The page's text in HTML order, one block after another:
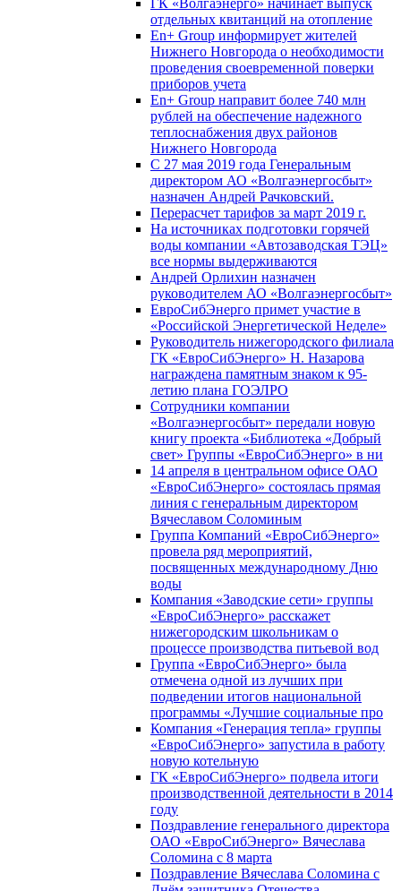
ГК «Волгаэнерго» начинает выпуск
отдельных квитанций на отопление
En+ Group информирует жителей
Нижнего Новгорода о необходимости
проведения своевременной поверки
приборов учета
En+ Group направит более 740 млн
рублей на обеспечение надежного
теплоснабжения двух районов
Нижнего Новгорода
С 27 мая 2019 года Генеральным
директором АО «Волгаэнергосбыт»
назначен Андрей Рачковский.
Перерасчет тарифов за март 2019 г.
На источниках подготовки горячей
воды компании «Автозаводская ТЭЦ»
все нормы выдерживаются
Андрей Орлихин назначен
руководителем АО «Волгаэнергосбыт»
ЕвроСибЭнерго примет участие в
«Российской Энергетической Неделе»
Руководитель нижегородского филиала
ГК «ЕвроСибЭнерго» Н. Назарова
награждена памятным знаком к 95-
летию плана ГОЭЛРО
Сотрудники компании
«Волгаэнергосбыт» передали новую
книгу проекта «Библиотека «Добрый
свет» Группы «ЕвроСибЭнерго» в ни
14 апреля в центральном офисе ОАО
«ЕвроСибЭнерго» состоялась прямая
линия с генеральным директором
Вячеславом Соломиным
Группа Компаний «ЕвроСибЭнерго»
провела ряд мероприятий,
посвященных международному Дню
воды
Компания «Заводские сети» группы
«ЕвроСибЭнерго» расскажет
нижегородским школьникам о
процессе производства питьевой вод
Группа «ЕвроСибЭнерго» была
отмечена одной из лучших при
подведении итогов национальной
программы «Лучшие социальные про
Компания «Генерация тепла» группы
«ЕвроСибЭнерго» запустила в работу
новую котельную
ГК «ЕвроСибЭнерго» подвела итоги
производственной деятельности в 2014
году
Поздравление генерального директора
ОАО «ЕвроСибЭнерго» Вячеслава
Соломина с 8 марта
Поздравление Вячеслава Соломина с